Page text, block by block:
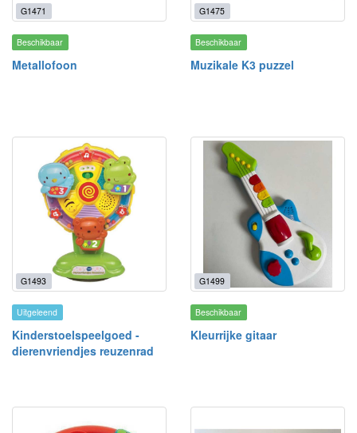
G1471
Beschikbaar
Metallofoon
G1475
Beschikbaar
Muzikale K3 puzzel
G1493
Uitgeleend
Kinderstoelspeelgoed -
dierenvriendjes reuzenrad
G1499
Beschikbaar
Kleurrijke gitaar